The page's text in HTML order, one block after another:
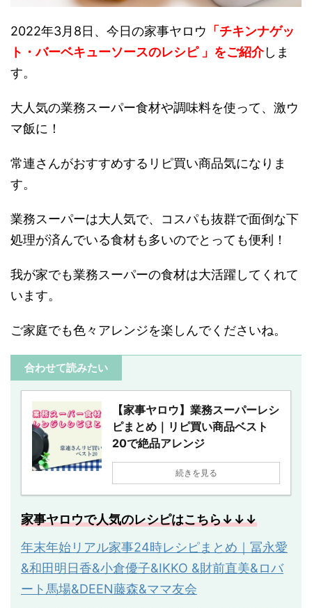
2022年3月8日、今日の家事ヤロウ 「チキンナゲッ
ト・バーベキューソースのレシピ 」をご紹介しま
す。
大人気の業務スーパー食材や調味料を使って、激ウ
マ飯に！
常連さんがおすすめするリピ買い商品気になりま
す。
業務スーパーは大人気で、コスパも抜群で面倒な下
処理が済んでいる食材も多いのでとっても便利！
我が家でも業務スーパーの食材は大活躍してくれて
います。
ご家庭でも色々アレンジを楽しんでくださいね。
合わせて読みたい
【家事ヤロウ】業務スーパーレシ
ピまとめ｜リピ買い商品ベスト
20で絶品アレンジ
続きを見る
家事ヤロウで人気のレシピはこちら↓↓↓
年末年始リアル家事24時レシピまとめ｜冨永愛
&和田明日香&小倉優子&IKKO &財前直美&ロバ
ート馬場&DEEN藤森&ママ友会